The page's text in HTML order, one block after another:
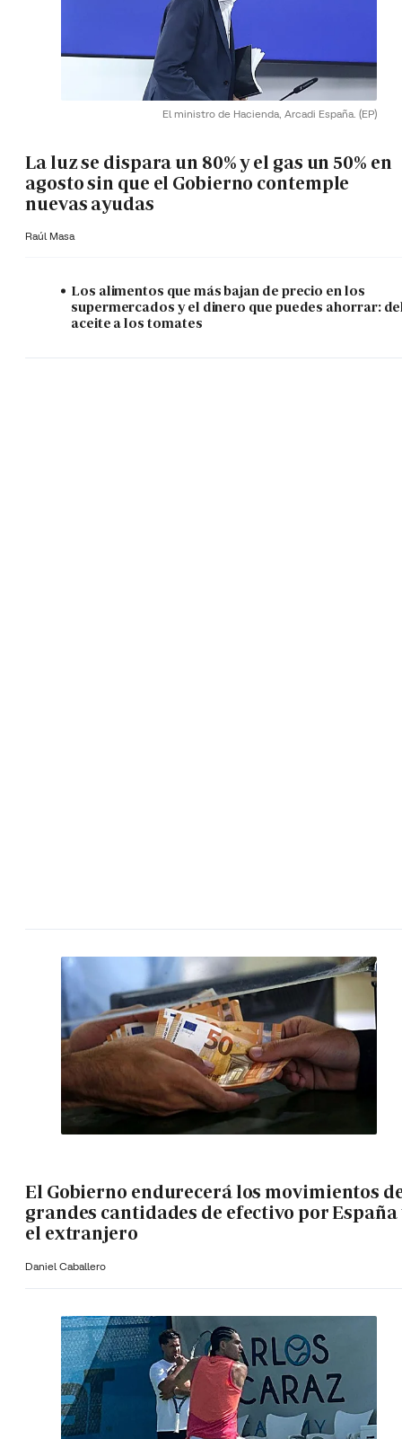
El ministro de Hacienda, Arcadi España. (EP)
La luz se dispara un 80% y el gas un 50% en
agosto sin que el Gobierno contemple
nuevas ayudas
Raúl Masa
Los alimentos que más bajan de precio en los
supermercados y el dinero que puedes ahorrar:
aceite a los tomates
El Gobierno endurecerá los movimientos
grandes cantidades de efectivo por España
el extranjero
Daniel Caballero